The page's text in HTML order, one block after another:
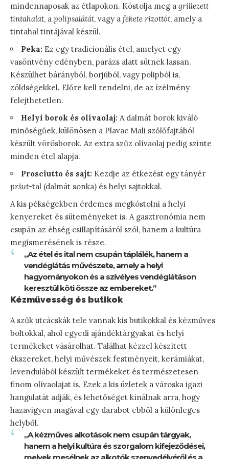
mindennaposak az étlapokon. Kóstolja meg a grillezett
tintahalat, a polipsalátát, vagy a fekete rizottót, amely a
tintahal tintájával készül.
Peka: Ez egy tradicionális étel, amelyet egy
vasöntvény edényben, parázs alatt sütnek lassan.
Készülhet bárányból, borjúból, vagy polipból is,
zöldségekkel. Előre kell rendelni, de az ízélmény
felejthetetlen.
Helyi borok és olívaolaj: A dalmát borok kiváló
minőségűek, különösen a Plavac Mali szőlőfajtából
készült vörösborok. Az extra szűz olívaolaj pedig szinte
minden étel alapja.
Prosciutto és sajt: Kezdje az étkezést egy tányér
pršut-tal (dalmát sonka) és helyi sajtokkal.
A kis pékségekben érdemes megkóstolni a helyi
kenyereket és süteményeket is. A gasztronómia nem
csupán az éhség csillapításáról szól, hanem a kultúra
megismerésének is része.
„Az étel és ital nem csupán táplálék, hanem a
vendéglátás művészete, amely a helyi
hagyományokon és a szívélyes vendéglátáson
keresztül köti össze az embereket.”
Kézművesség és butikok
A szűk utcácskák tele vannak kis butikokkal és kézműves
boltokkal, ahol egyedi ajándéktárgyakat és helyi
termékeket vásárolhat. Találhat kézzel készített
ékszereket, helyi művészek festményeit, kerámiákat,
levendulából készült termékeket és természetesen
finom olívaolajat is. Ezek a kis üzletek a városka igazi
hangulatát adják, és lehetőséget kínálnak arra, hogy
hazavigyen magával egy darabot ebből a különleges
helyből.
„A kézműves alkotások nem csupán tárgyak,
hanem a helyi kultúra és szorgalom kifejeződései,